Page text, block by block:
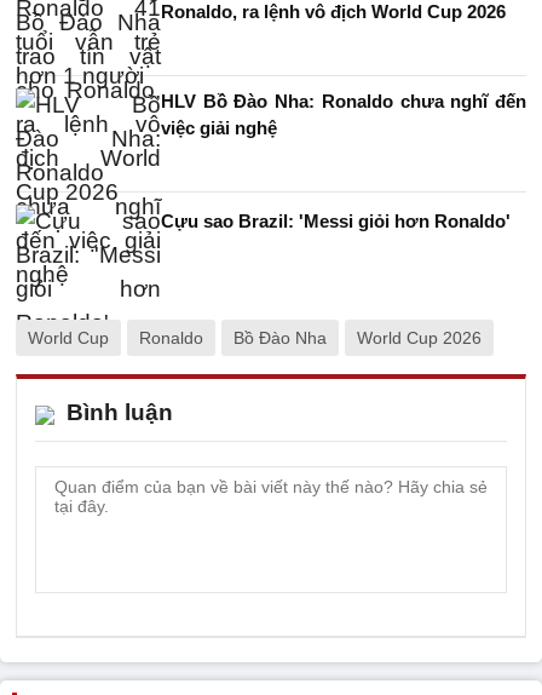
Ronaldo, ra lệnh vô địch World Cup 2026
HLV Bồ Đào Nha: Ronaldo chưa nghĩ đến
việc giải nghệ
Cựu sao Brazil: 'Messi giỏi hơn Ronaldo'
World Cup Ronaldo Bồ Đào Nha World Cup 2026
Bình luận